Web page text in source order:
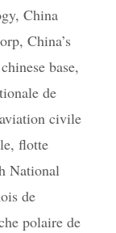
, China
, China’s
chinese base,
de
civile
, flotte
National
de
polaire de